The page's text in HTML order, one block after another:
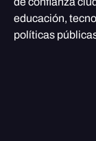
educación,
políticas